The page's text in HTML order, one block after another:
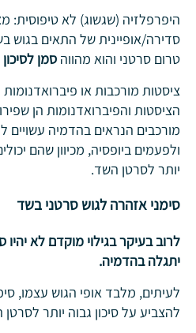
היפרפלזיה (שגשוג) לא טיפוסית:
סדירה/אופיינית של התאים בגוש
טרום סרטני והוא מהווה סמן
ציסטות מורכבות או
הציסטות והפיברואדנומות הן
מורכבים הנראים בהדמיה עשויים
ולפעמים ביופסיה, מכיוון שהם
יותר לסרטן השד.
סימני אזהרה לגוש סרטני בשד
לרוב בעיקר בגילוי מוקדם לא יהיו
יתגלה בהדמיה.
לעיתים, מלבד אופי הגוש עצמו,
להצביע על סיכון גבוה יותר